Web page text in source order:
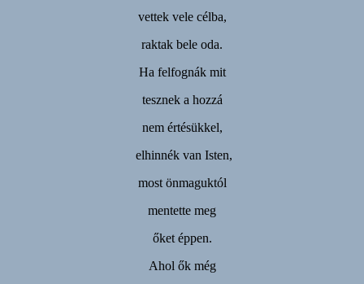
vettek vele célba,
raktak bele oda.
Ha felfognák mit
tesznek a hozzá
nem értésükkel,
elhinnék van Isten,
most önmaguktól
mentette meg
őket éppen.
Ahol ők még